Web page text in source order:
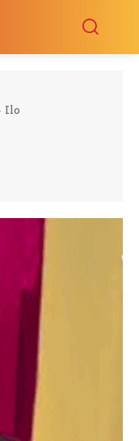
Ilo